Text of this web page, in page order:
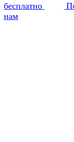
бесплатно
нам